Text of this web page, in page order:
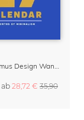
Minimalismus Design Wandkalender & Terminplaner 2027
ab 28,72 € 35,90